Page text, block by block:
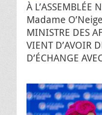
À L’ASSEMBLÉE
Madame
MINISTRE DES
VIENT D’AVOIR
D’ÉCHANGE